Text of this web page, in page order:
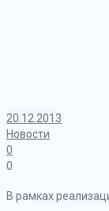
20.12.2013
Новости
0
0
В рамках